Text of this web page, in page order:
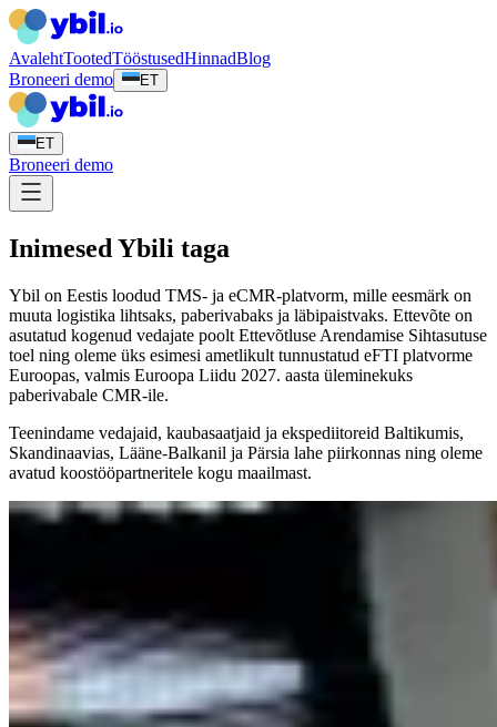
AvalehtTootedTööstusedHinnadBlog
Broneeri demo
ET
ET
Broneeri demo
Inimesed Ybili taga
Ybil on Eestis loodud TMS- ja eCMR-platvorm, mille eesmärk on
muuta logistika lihtsaks, paberivabaks ja läbipaistvaks. Ettevõte on
asutatud kogenud vedajate poolt Ettevõtluse Arendamise Sihtasutuse
toel ning oleme üks esimesi ametlikult tunnustatud eFTI platvorme
Euroopas, valmis Euroopa Liidu 2027. aasta üleminekuks
paberivabale CMR-ile.
Teenindame vedajaid, kaubasaatjaid ja ekspediitoreid Baltikumis,
Skandinaavias, Lääne-Balkanil ja Pärsia lahe piirkonnas ning oleme
avatud koostööpartneritele kogu maailmast.